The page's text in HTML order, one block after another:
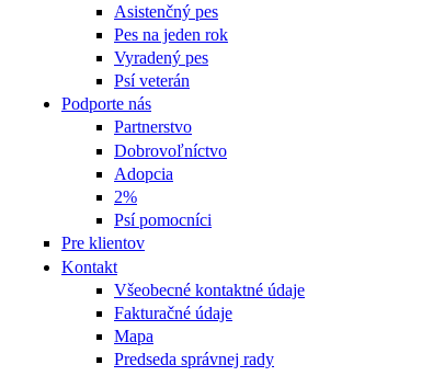
Asistenčný pes
Pes na jeden rok
Vyradený pes
Psí veterán
Podporte nás
Partnerstvo
Dobrovoľníctvo
Adopcia
2%
Psí pomocníci
Pre klientov
Kontakt
Všeobecné kontaktné údaje
Fakturačné údaje
Mapa
Predseda správnej rady